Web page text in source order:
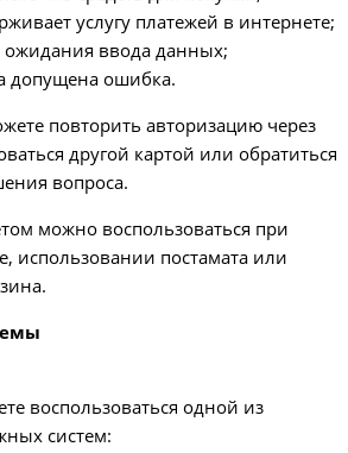
услугу платежей в интернете;
ожидания ввода данных;
допущена ошибка.
повторить авторизацию через
другой картой или обратиться
вопроса.
можно воспользоваться при
использовании постамата или
воспользоваться одной из
систем: